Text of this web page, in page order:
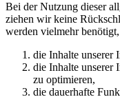
Bei der Nutzung dieser
ziehen wir keine
werden vielmehr
die Inhalte unserer
die Inhalte unserer
zu optimieren,
die dauerhafte